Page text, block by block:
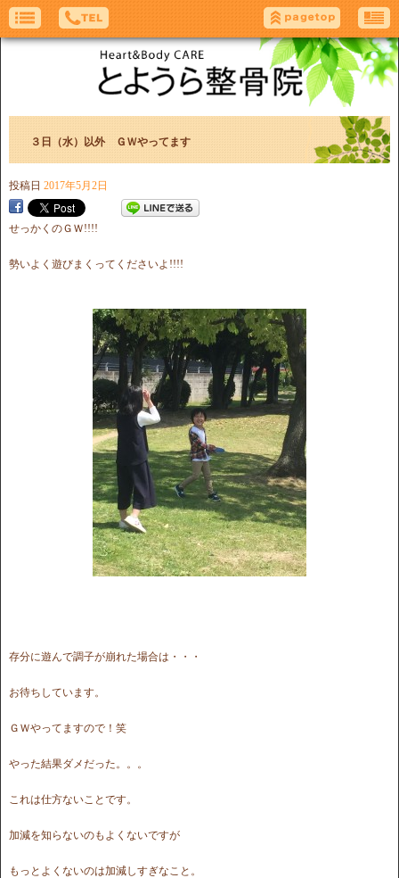
３日（水）以外 ＧＷやってます
投稿日 2017年5月2日
せっかくのＧＷ!!!!
勢いよく遊びまくってくださいよ!!!!
存分に遊んで調子が崩れた場合は・・・
お待ちしています。
ＧＷやってますので！笑
やった結果ダメだった。。。
これは仕方ないことです。
加減を知らないのもよくないですが
もっとよくないのは加減しすぎなこと。